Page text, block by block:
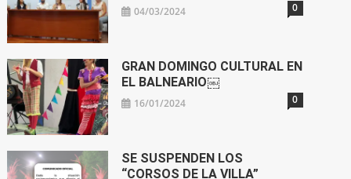
04/03/2024 0
GRAN DOMINGO CULTURAL EN
EL BALNEARIO￼
16/01/2024 0
SE SUSPENDEN LOS
“CORSOS DE LA VILLA”